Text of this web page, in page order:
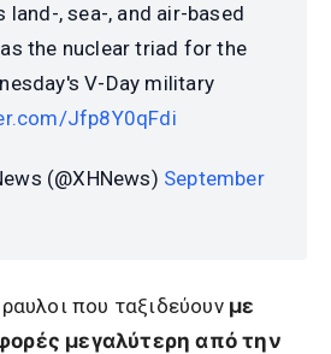
land-, sea-, and air-based
the nuclear triad for the
V-Day military
Jfp8Y0qFdi
(@XHNews) September
που ταξιδεύουν με
μεγαλύτερη από την